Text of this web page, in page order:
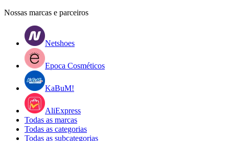
Nossas marcas e parceiros
Netshoes
Epoca Cosméticos
KaBuM!
AliExpress
Todas as marcas
Todas as categorias
Todas as subcategorias